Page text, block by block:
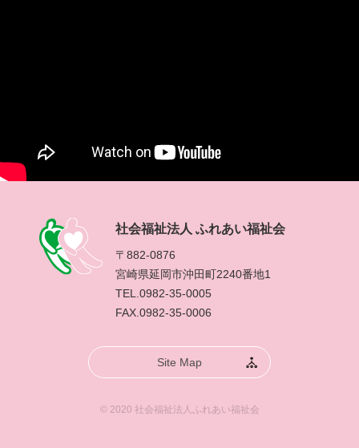
社会福祉法人 ふれあい福祉会
〒882-0876
宮崎県延岡市沖田町2240番地1
TEL.0982-35-0005
FAX.0982-35-0006
Site Map
© 2020 社会福祉法人ふれあい福祉会